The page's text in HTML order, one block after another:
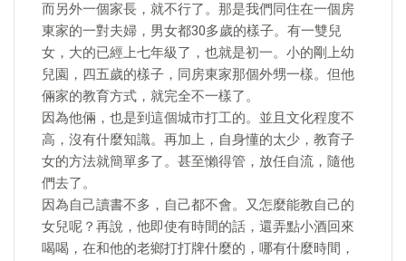
而另外一個家長，就不行了。那是我們同住在一個房
東家的一對夫婦，男女都30多歲的樣子。有一雙兒
女，大的已經上七年級了，也就是初一。小的剛上幼
兒園，四五歲的樣子，同房東家那個外甥一樣。但他
倆家的教育方式，就完全不一樣了。
因為他倆，也是到這個城市打工的。並且文化程度不
高，沒有什麼知識。再加上，自身懂的太少，教育子
女的方法就簡單多了。甚至懶得管，放任自流，隨他
們去了。
因為自己讀書不多，自己都不會。又怎麼能教自己的
女兒呢？再說，他即使有時間的話，還弄點小酒回來
喝喝，在和他的老鄉打打牌什麼的，哪有什麼時間，